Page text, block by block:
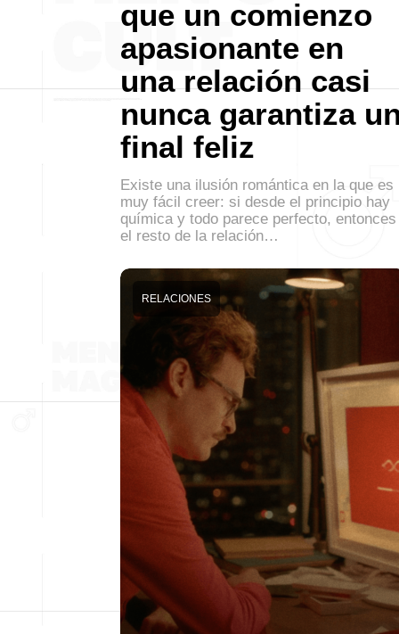
que un comienzo
apasionante en
una relación casi
nunca garantiza
final feliz
Existe una ilusión romántica en la que es
muy fácil creer: si desde el principio hay
química y todo parece perfecto, entonces
el resto de la relación…
RELACIONES